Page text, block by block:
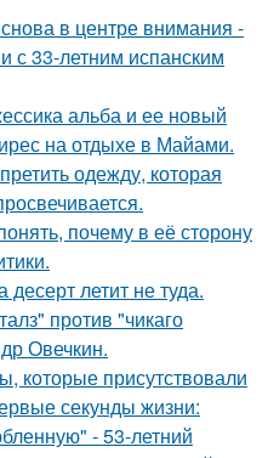
в центре внимания -
с 33-летним испанским
альба и ее новый
на отдыхе в Майами.
одежду, которая
почему в её сторону
летит не туда.
против "чикаго
Овечкин.
которые присутствовали
секунды жизни:
- 53-летний